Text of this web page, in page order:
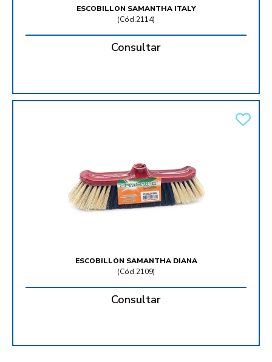
ESCOBILLON SAMANTHA ITALY
(Cód.2114)
Consultar
ESCOBILLON SAMANTHA DIANA
(Cód.2109)
Consultar